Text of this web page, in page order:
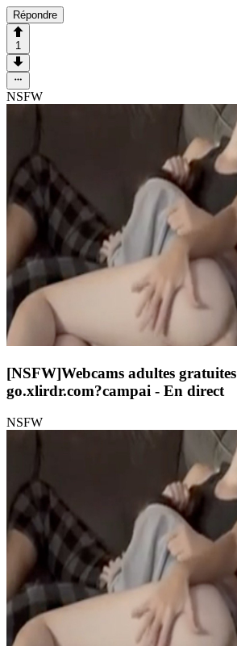
Répondre
1
NSFW
[NSFW]Webcams adultes gratuites
go.xlirdr.com?campai - En direct
NSFW